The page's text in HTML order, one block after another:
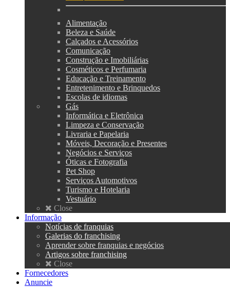
Alimentação
Beleza e Saúde
Calçados e Acessórios
Comunicação
Construção e Imobiliárias
Cosméticos e Perfumaria
Educação e Treinamento
Entretenimento e Brinquedos
Escolas de idiomas
Gás
Informática e Eletrônica
Limpeza e Conservação
Livraria e Papelaria
Móveis, Decoração e Presentes
Negócios e Serviços
Óticas e Fotografia
Pet Shop
Serviços Automotivos
Turismo e Hotelaria
Vestuário
Close
Informação
Notícias de franquias
Galerias do franchising
Aprender sobre franquias e negócios
Artigos sobre franchising
Close
Fornecedores
Anuncie